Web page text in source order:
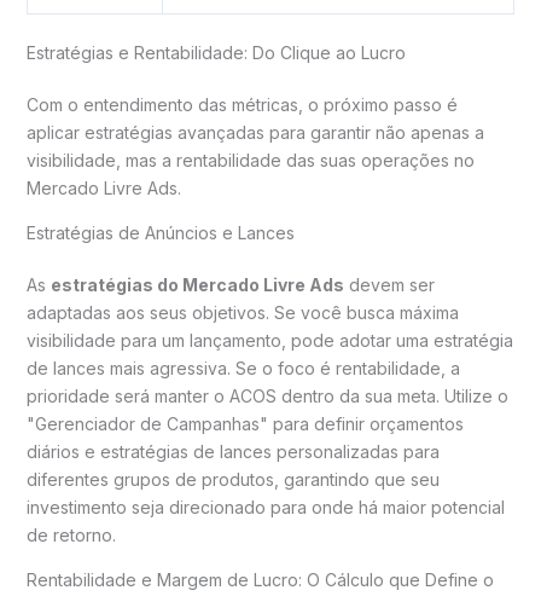
Estratégias e Rentabilidade: Do Clique ao Lucro
Com o entendimento das métricas, o próximo passo é
aplicar estratégias avançadas para garantir não apenas a
visibilidade, mas a rentabilidade das suas operações no
Mercado Livre Ads.
Estratégias de Anúncios e Lances
As estratégias do Mercado Livre Ads devem ser
adaptadas aos seus objetivos. Se você busca máxima
visibilidade para um lançamento, pode adotar uma estratégia
de lances mais agressiva. Se o foco é rentabilidade, a
prioridade será manter o ACOS dentro da sua meta. Utilize o
"Gerenciador de Campanhas" para definir orçamentos
diários e estratégias de lances personalizadas para
diferentes grupos de produtos, garantindo que seu
investimento seja direcionado para onde há maior potencial
de retorno.
Rentabilidade e Margem de Lucro: O Cálculo que Define o